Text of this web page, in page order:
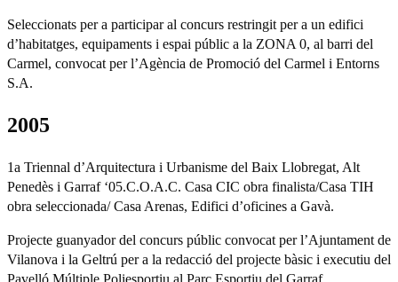
Seleccionats per a participar al concurs restringit per a un edifici
d’habitatges, equipaments i espai públic a la ZONA 0, al barri del
Carmel, convocat per l’Agència de Promoció del Carmel i Entorns
S.A.
2005
1a Triennal d’Arquitectura i Urbanisme del Baix Llobregat, Alt
Penedès i Garraf ‘05.C.O.A.C. Casa CIC obra finalista/Casa TIH
obra seleccionada/ Casa Arenas, Edifici d’oficines a Gavà.
Projecte guanyador del concurs públic convocat per l’Ajuntament de
Vilanova i la Geltrú per a la redacció del projecte bàsic i executiu del
Pavelló Múltiple Poliesportiu al Parc Esportiu del Garraf.